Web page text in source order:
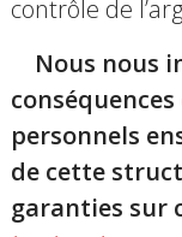
contrôle de
Nous nous
personnels
de cette
garanties sur